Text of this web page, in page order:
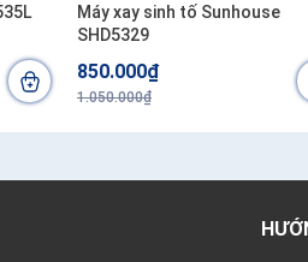
Máy xay sinh tố Sunhouse
SHD5329
850.000₫
1.050.000₫